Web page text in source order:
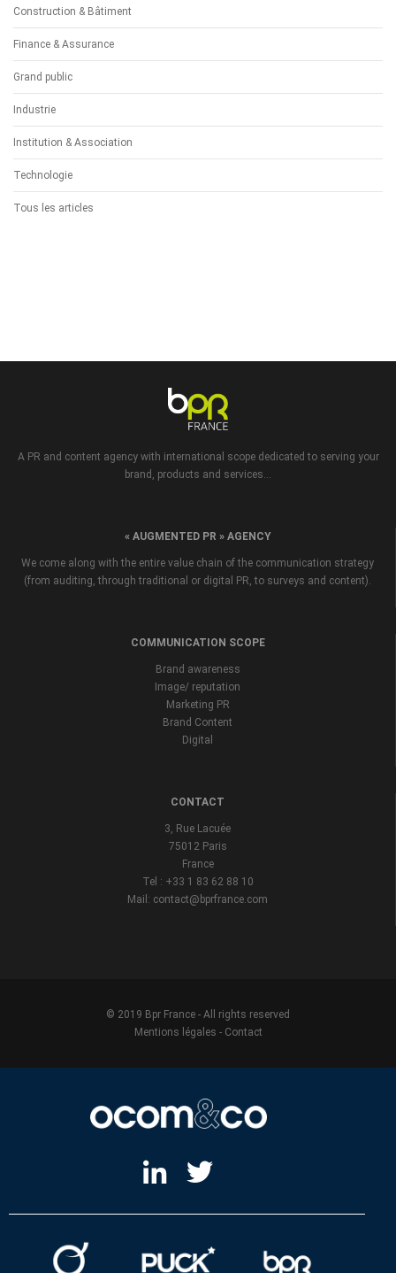
Construction & Bâtiment
Finance & Assurance
Grand public
Industrie
Institution & Association
Technologie
Tous les articles
A PR and content agency with international scope dedicated to serving your
brand, products and services...
« AUGMENTED PR » AGENCY
We come along with the entire value chain of the communication strategy
(from auditing, through traditional or digital PR, to surveys and content).
COMMUNICATION SCOPE
Brand awareness
Image/ reputation
Marketing PR
Brand Content
Digital
CONTACT
3, Rue Lacuée
75012 Paris
France
Tel : +33 1 83 62 88 10
Mail: contact@bprfrance.com
© 2019 Bpr France - All rights reserved
Mentions légales - Contact